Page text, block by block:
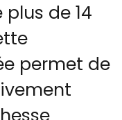
de 14
permet de